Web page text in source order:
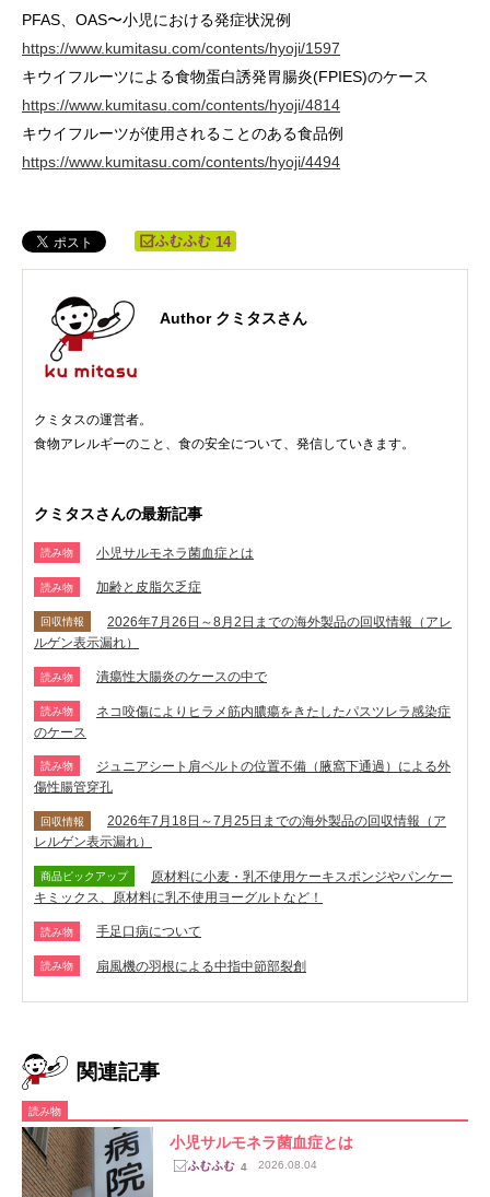
PFAS、OAS〜小児における発症状況例
https://www.kumitasu.com/contents/hyoji/1597
キウイフルーツによる食物蛋白誘発胃腸炎(FPIES)のケース
https://www.kumitasu.com/contents/hyoji/4814
キウイフルーツが使用されることのある食品例
https://www.kumitasu.com/contents/hyoji/4494
14
Author クミタスさん
クミタスの運営者。
食物アレルギーのこと、食の安全について、発信していきます。
クミタスさんの最新記事
読み物 小児サルモネラ菌血症とは
読み物 加齢と皮脂欠乏症
回収情報
2026年7月26日～8月2日までの海外製品の回収情報（アレ
ルゲン表示漏れ）
読み物 潰瘍性大腸炎のケースの中で
読み物
ネコ咬傷によりヒラメ筋内膿瘍をきたしたパスツレラ感染症
のケース
読み物
ジュニアシート肩ベルトの位置不備（腋窩下通過）による外
傷性腸管穿孔
回収情報
2026年7月18日～7月25日までの海外製品の回収情報（ア
レルゲン表示漏れ）
商品ピックアップ
原材料に小麦・乳不使用ケーキスポンジやパンケー
キミックス、原材料に乳不使用ヨーグルトなど！
読み物 手足口病について
読み物 扇風機の羽根による中指中節部裂創
関連記事
読み物
小児サルモネラ菌血症とは
4 2026.08.04